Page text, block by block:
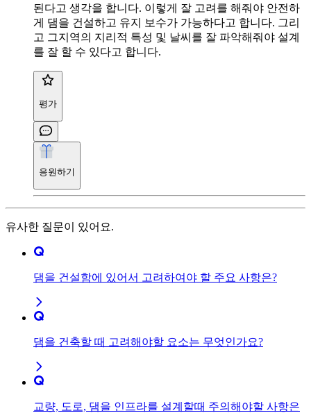
된다고 생각을 합니다. 이렇게 잘 고려를 해줘야 안전하
게 댐을 건설하고 유지 보수가 가능하다고 합니다. 그리
고 그지역의 지리적 특성 및 날씨를 잘 파악해줘야 설계
를 잘 할 수 있다고 합니다.
평가
응원하기
유사한 질문이 있어요.
댐을 건설함에 있어서 고려하여야 할 주요 사항은?
댐을 건축할 때 고려해야할 요소는 무엇인가요?
교량, 도로, 댐을 인프라를 설계할때 주의해야할 사항은